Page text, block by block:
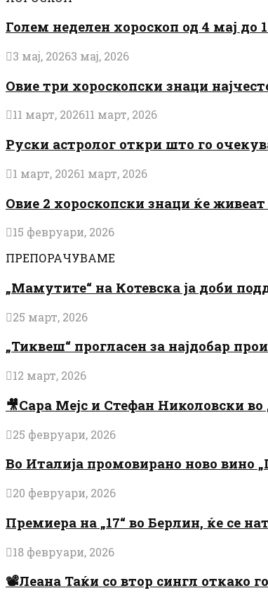
Голем неделен хороскоп од 4 мај до
3 мај, 20263 мај, 2026
Овие три хороскопски знаци
11 март, 202611 март, 2026
Руски астролог откри што го
1 март, 20261 март, 2026
Овие 2 хороскопски знаци ќе
15 февруари, 2026
ПРЕПОРАЧУВАМЕ
„Мамутите“ на Котевска ја доби
25 март, 2026
„Тиквеш“ прогласен за најдобар
12 март, 2026
🎥Сара Мејс и Стефан Николовски
25 февруари, 2026
Во Италија промовирано ново
20 февруари, 2026
Премиера на „17“ во Берлин, ќе се
18 февруари, 2026
📽️Леана Таќи со втор сингл откако